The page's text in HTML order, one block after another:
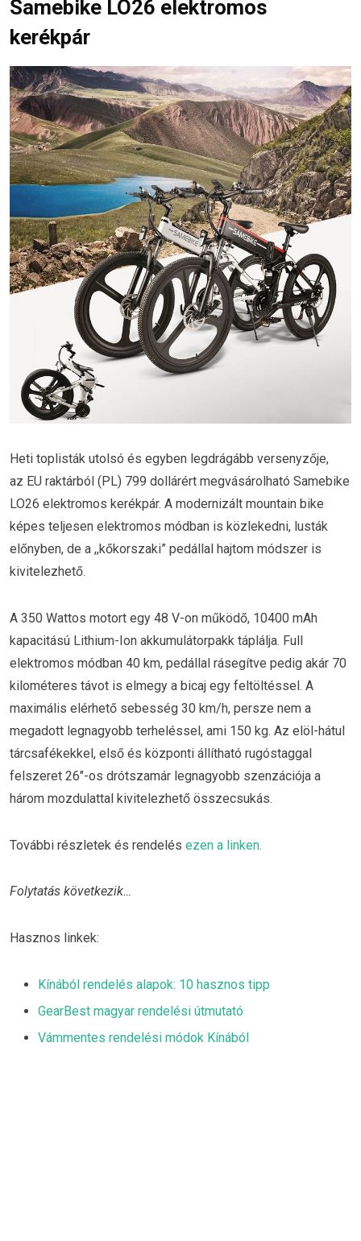
Samebike LO26 elektromos
kerékpár
Heti toplisták utolsó és egyben legdrágább versenyzője,
az EU raktárból (PL) 799 dollárért megvásárolható Samebike
LO26 elektromos kerékpár. A modernizált mountain bike
képes teljesen elektromos módban is közlekedni, lusták
előnyben, de a ,,kőkorszaki” pedállal hajtom módszer is
kivitelezhető.
A 350 Wattos motort egy 48 V-on működő, 10400 mAh
kapacitású Lithium-Ion akkumulátorpakk táplálja. Full
elektromos módban 40 km, pedállal rásegítve pedig akár 70
kilométeres távot is elmegy a bicaj egy feltöltéssel. A
maximális elérhető sebesség 30 km/h, persze nem a
megadott legnagyobb terheléssel, ami 150 kg. Az elöl-hátul
tárcsafékekkel, első és központi állítható rugóstaggal
felszeret 26″-os drótszamár legnagyobb szenzációja a
három mozdulattal kivitelezhető összecsukás.
További részletek és rendelés ezen a linken.
Folytatás következik…
Hasznos linkek:
Kínából rendelés alapok: 10 hasznos tipp
GearBest magyar rendelési útmutató
Vámmentes rendelési módok Kínából